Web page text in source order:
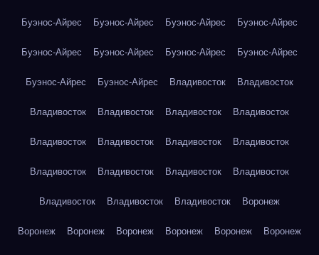
Буэнос-Айрес Буэнос-Айрес Буэнос-Айрес Буэнос-Айрес
Буэнос-Айрес Буэнос-Айрес Буэнос-Айрес Буэнос-Айрес
Буэнос-Айрес Буэнос-Айрес Владивосток Владивосток
Владивосток Владивосток Владивосток Владивосток
Владивосток Владивосток Владивосток Владивосток
Владивосток Владивосток Владивосток Владивосток
Владивосток Владивосток Владивосток Воронеж
Воронеж Воронеж Воронеж Воронеж Воронеж Воронеж